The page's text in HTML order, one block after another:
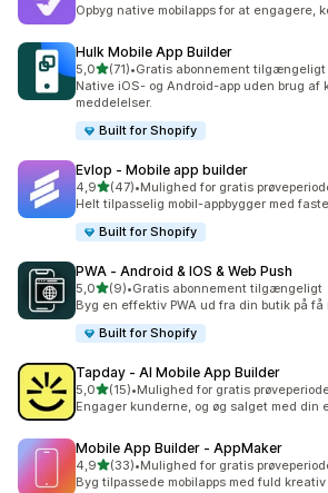
Opbyg native mobilapps for at engagere,
Hulk Mobile App Builder
5,0ud af 5 stjerner
(71)
71 anmeldelser i alt
•Gratis abonnement tilgængeligt
Native iOS- og Android-app uden brug af
meddelelser.
Built for Shopify
Evlop ‑ Mobile app builder
4,9ud af 5 stjerner
(47)
47 anmeldelser i alt
•Mulighed for gratis
Helt tilpasselig mobil-appbygger med
Built for Shopify
PWA ‑ Android & IOS & Web Push
5,0ud af 5 stjerner
(9)
9 anmeldelser i alt
•Gratis abonnement tilgængeligt
Byg en effektiv PWA ud fra din butik på få
Built for Shopify
Tapday ‑ AI Mobile App Builder
5,0ud af 5 stjerner
(15)
15 anmeldelser i alt
•Mulighed for gratis
Engager kunderne, og øg salget med din
Mobile App Builder ‑ AppMaker
4,9ud af 5 stjerner
(33)
33 anmeldelser i alt
•Mulighed for gratis
Byg tilpassede mobilapps med fuld kreativ